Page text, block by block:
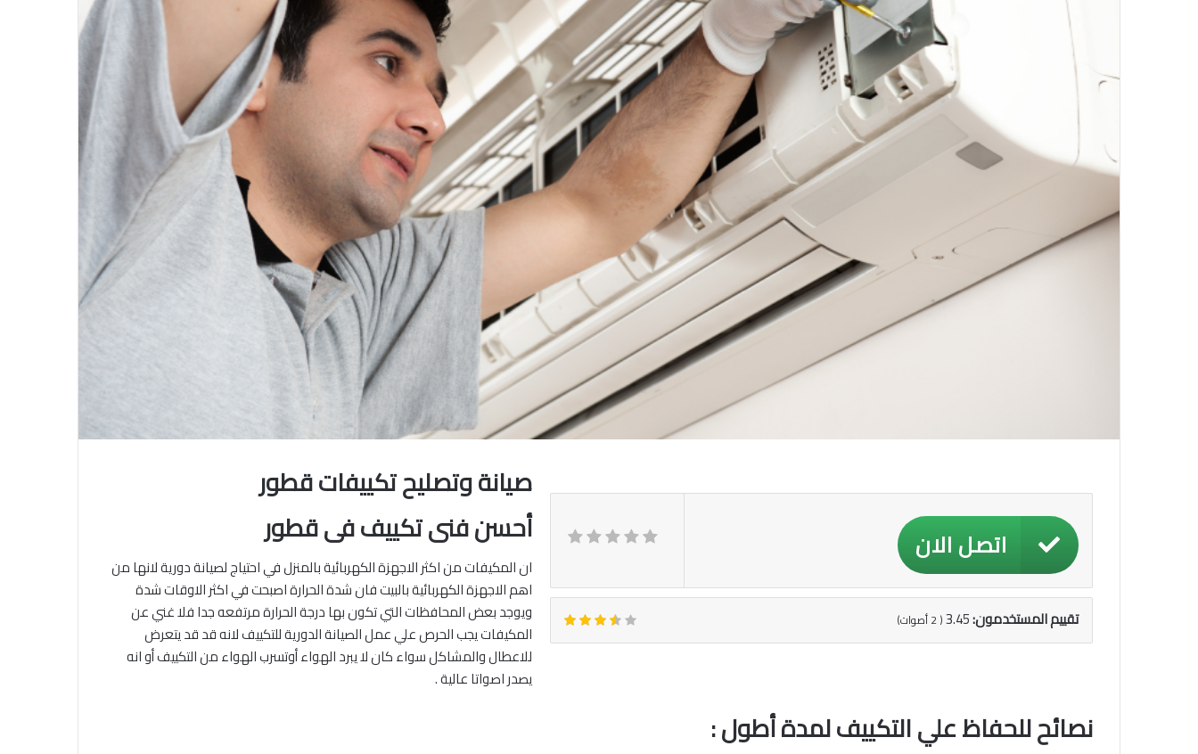
اتصل الان
تقييم المستخدمون:3.45
(
2أصوات)
صيانة وتصليح تكييفات قطور
أحسن فنى تكييف فى قطور
ان المكيفات من اكثر الاجهزة الكهربائية بالمنزل في احتياج لصيانة دورية لانها من
اهم الاجهزة الكهربائية بالبيت فان شدة الحرارة اصبحت في اكثر الاوقات شدة
ويوجد بعض المحافظات التي تكون بها درجة الحرارة مرتفعه جدا فلا غني عن
المكيفات يجب الحرص علي عمل الصيانة الدورية للتكييف لانه قد قد يتعرض
للاعطال والمشاكل سواء كان لا يبرد الهواء أوتسرب الهواء من التكييف أو انه
يصدر اصواتا عالية .
نصائح للحفاظ علي التكييف لمدة أطول :